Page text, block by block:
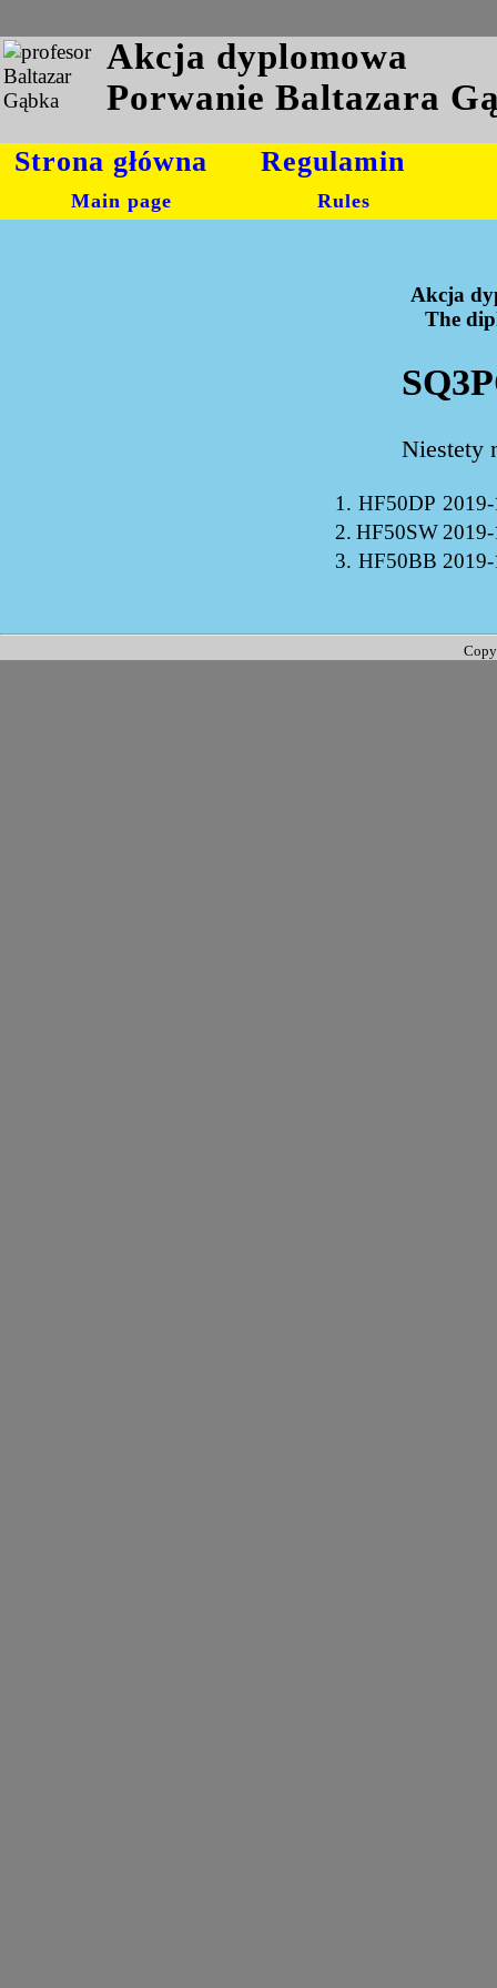
Akcja dyplomowa
Porwanie Baltazara
Strona główna
Main page
Regulamin
Rules
Akcja
The
Niestety
1. HF50DP
2. HF50SW
3. HF50BB